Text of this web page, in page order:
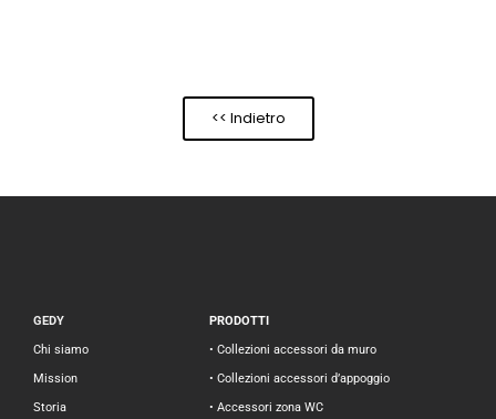
<< Indietro
GEDY
Chi siamo
Mission
Storia
PRODOTTI
• Collezioni accessori da muro
• Collezioni accessori d’appoggio
• Accessori zona WC